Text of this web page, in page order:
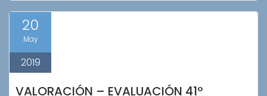
20
May
2019
VALORACIÓN – EVALUACIÓN 41º